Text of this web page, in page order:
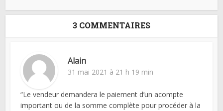
3 COMMENTAIRES
Alain
31 mai 2021 à 21 h 19 min
“Le vendeur demandera le paiement d’un acompte
important ou de la somme complète pour procéder à la